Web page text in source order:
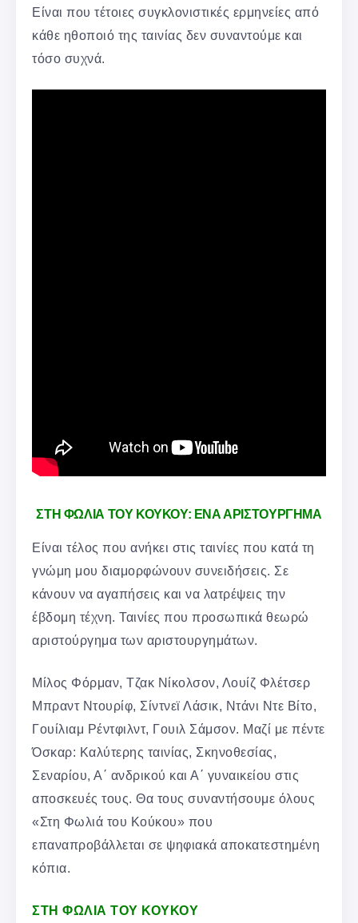
Είναι που τέτοιες συγκλονιστικές ερμηνείες από
κάθε ηθοποιό της ταινίας δεν συναντούμε και
τόσο συχνά.
ΣΤΗ ΦΩΛΙΑ ΤΟΥ ΚΟΥΚΟΥ: ΕΝΑ ΑΡΙΣΤΟΥΡΓΗΜΑ
Είναι τέλος που ανήκει στις ταινίες που κατά τη
γνώμη μου διαμορφώνουν συνειδήσεις. Σε
κάνουν να αγαπήσεις και να λατρέψεις την
έβδομη τέχνη. Ταινίες που προσωπικά θεωρώ
αριστούργημα των αριστουργημάτων.
Μίλος Φόρμαν, Τζακ Νίκολσον, Λουίζ Φλέτσερ
Μπραντ Ντουρίφ, Σίντνεϊ Λάσικ, Ντάνι Ντε Βίτο,
Γουίλιαμ Ρέντφιλντ, Γουιλ Σάμσον. Μαζί με πέντε
Όσκαρ: Καλύτερης ταινίας, Σκηνοθεσίας,
Σεναρίου, Α΄ ανδρικού και Α΄ γυναικείου στις
αποσκευές τους. Θα τους συναντήσουμε όλους
«Στη Φωλιά του Κούκου» που
επαναπροβάλλεται σε ψηφιακά αποκατεστημένη
κόπια.
ΣΤΗ ΦΩΛΙΑ ΤΟΥ ΚΟΥΚΟΥ